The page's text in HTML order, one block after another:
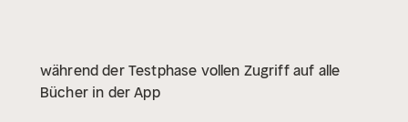
während der Testphase vollen Zugriff auf alle
Bücher in der App